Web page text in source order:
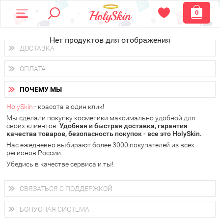
0
Нет продуктов для отображения
ДОСТАВКА
Доставка осуществляетсяпо всем городам России.
Вы можете выбрать доставку курьером, Почтой России или
получить заказ в пунктах выдачи PickPoint или пункте
самовывоза.
В 20 городах России доставка осуществляется ужена
следующий день.
у Вас всегда есть возможность получитьбесплатную
доставку от HolySkin.
подробнее об условиях доставки и оплаты в Вашем городе
ОПЛАТА
Вы можете оплатить свой заказ любым удобным способом:
наличными деньгами (
через интернет-банк (Альфа-банк, Сбербанк) и другими
электронными способами.
ПОЧЕМУ МЫ
HolySkin - красота в один клик!
Мы сделали покупку косметики максимально удобной для
своих клиентов. Удобная и быстрая доставка, гарантия
качества товаров, безопасность покупок - все это HolySkin.
Нас ежедневно выбирают более 3000 покупателей из всех
регионов России.
Убедись в качестве сервиса и ты!
СВЯЗАТЬСЯ С ПОДДЕРЖКОЙ
+7 (800) 707-24-55
Мы будем рады ответить на все Ваши вопросы по работе
магазина, проконсультировать по товарам, рассказать о
БОНУСНАЯ СИСТЕМА